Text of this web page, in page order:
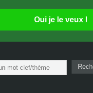
Oui je le veux !